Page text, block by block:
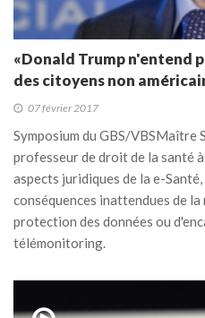
«Donald Trump n'entend
des citoyens non
07 février 2017
Symposium du GBS/VBS​
professeur de droit de la santé
aspects juridiques de la e-
conséquences inattendues de
protection des données ou
télémonitoring.